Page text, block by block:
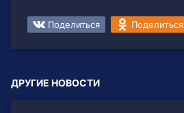
Поделиться Поделиться
ДРУГИЕ НОВОСТИ